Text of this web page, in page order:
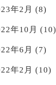
年2月 (8)
年10月 (10)
年6月 (7)
年2月 (10)